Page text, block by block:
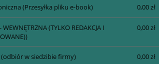
Cena nie zawiera ewentualnych kosztów
płatności
(Przesyłka pliku e-book) 0,00 zł
WEWNĘTRZNA(TYLKO REDAKCJA I
0,00 zł
w siedzibie firmy) 0,00 zł